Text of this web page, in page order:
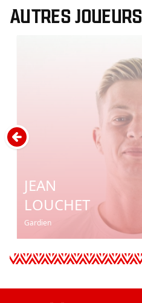
AUTRES JOUEURS
JEAN
LOUCHET
Gardien